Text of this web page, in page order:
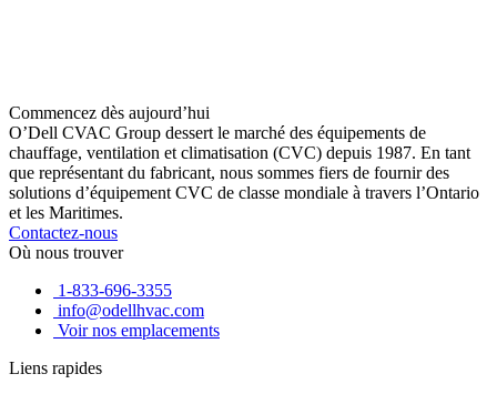
Commencez dès aujourd’hui
O’Dell CVAC Group dessert le marché des équipements de
chauffage, ventilation et climatisation (CVC) depuis 1987. En tant
que représentant du fabricant, nous sommes fiers de fournir des
solutions d’équipement CVC de classe mondiale à travers l’Ontario
et les Maritimes.
Contactez-nous
Où nous trouver
1-833-696-3355
info@odellhvac.com
Voir nos emplacements
Liens rapides